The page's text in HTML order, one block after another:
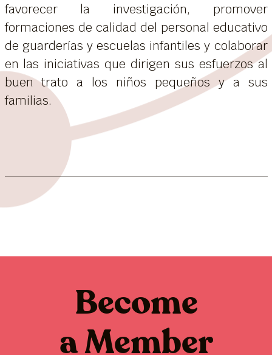
favorecer la investigación, promover
formaciones de calidad del personal educativo
de guarderías y escuelas infantiles y colaborar
en las iniciativas que dirigen sus esfuerzos al
buen trato a los niños pequeños y a sus
familias.
Become
a Member